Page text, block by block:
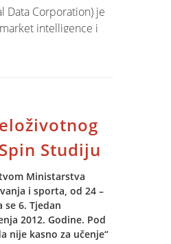
Data Corporation) je
intelligence i
u industriji
kretanja na
poslovnog softvera
Suite) IDC
unazad četiri
sve najveće
poslovnih
zemalja svijeta.
Studiju
Ministarstva
i sporta, od 24 –
se 6. Tjedan
2012. Godine. Pod
nije kasno za učenje“